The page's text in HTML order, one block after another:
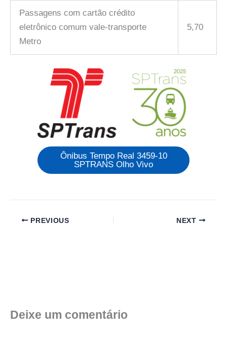
Passagens com cartão crédito
eletrônico comum vale-transporte
Metro
5,70
Ônibus Tempo Real 3459-10
SPTRANS Olho Vivo
PREVIOUS NEXT
Deixe um comentário